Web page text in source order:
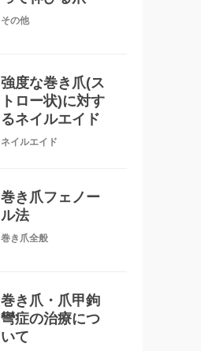
その他
強度な巻き爪(ス
トロー状)に対す
るネイルエイド
ネイルエイド
巻き爪フェノー
ル法
巻き爪全般
巻き爪・爪甲鉤
彎症の治療につ
いて